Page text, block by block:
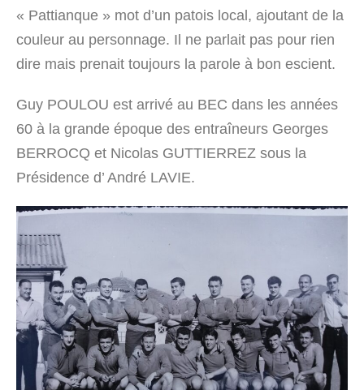
« Pattianque » mot d’un patois local, ajoutant de la
couleur au personnage. Il ne parlait pas pour rien
dire mais prenait toujours la parole à bon escient.
Guy POULOU est arrivé au BEC dans les années
60 à la grande époque des entraîneurs Georges
BERROCQ et Nicolas GUTTIERREZ sous la
Présidence d’ André LAVIE.